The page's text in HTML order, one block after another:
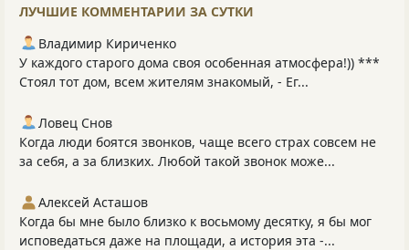
ЛУЧШИЕ КОММЕНТАРИИ ЗА СУТКИ
Владимир Кириченко
У каждого старого дома своя особенная атмосфера!)) ***
Стоял тот дом, всем жителям знакомый, - Ег...
Ловец Снов
Когда люди боятся звонков, чаще всего страх совсем не
за себя, а за близких. Любой такой звонок може...
Алексей Асташов
Когда бы мне было близко к восьмому десятку, я бы мог
исповедаться даже на площади, а история эта -...